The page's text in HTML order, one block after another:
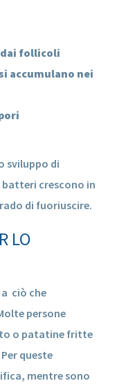
follicoli
accumulano nei
sviluppo di
crescono in
di fuoriuscire.
LO
ciò che
persone
o patatine fritte
queste
mentre sono